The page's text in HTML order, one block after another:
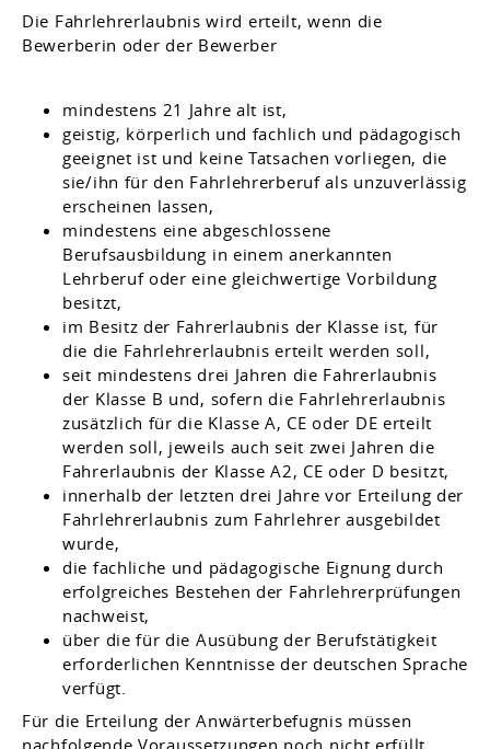
Die Fahrlehrerlaubnis wird erteilt, wenn die
Bewerberin oder der Bewerber
mindestens 21 Jahre alt ist,
geistig, körperlich und fachlich und pädagogisch
geeignet ist und keine Tatsachen vorliegen, die
sie/ihn für den Fahrlehrerberuf als unzuverlässig
erscheinen lassen,
mindestens eine abgeschlossene
Berufsausbildung in einem anerkannten
Lehrberuf oder eine gleichwertige Vorbildung
besitzt,
im Besitz der Fahrerlaubnis der Klasse ist, für
die die Fahrlehrerlaubnis erteilt werden soll,
seit mindestens drei Jahren die Fahrerlaubnis
der Klasse B und, sofern die Fahrlehrerlaubnis
zusätzlich für die Klasse A, CE oder DE erteilt
werden soll, jeweils auch seit zwei Jahren die
Fahrerlaubnis der Klasse A2, CE oder D besitzt,
innerhalb der letzten drei Jahre vor Erteilung der
Fahrlehrerlaubnis zum Fahrlehrer ausgebildet
wurde,
die fachliche und pädagogische Eignung durch
erfolgreiches Bestehen der Fahrlehrerprüfungen
nachweist,
über die für die Ausübung der Berufstätigkeit
erforderlichen Kenntnisse der deutschen Sprache
verfügt.
Für die Erteilung der Anwärterbefugnis müssen
nachfolgende Voraussetzungen noch nicht erfüllt